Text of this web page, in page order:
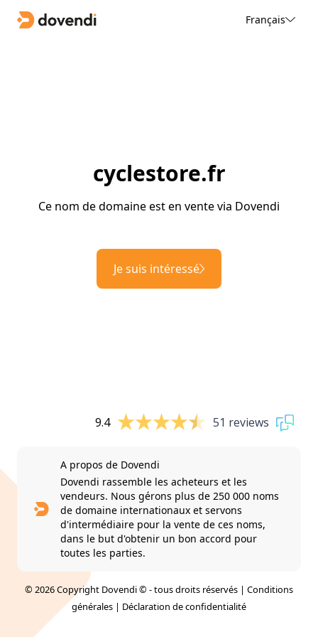
Français
cyclestore.fr
Ce nom de domaine est en vente via Dovendi
Je suis intéressé
9.4 51 reviews
A propos de Dovendi
Dovendi rassemble les acheteurs et les
vendeurs. Nous gérons plus de 250 000 noms
de domaine internationaux et servons
d'intermédiaire pour la vente de ces noms,
dans le but d'obtenir un bon accord pour
toutes les parties.
© 2026 Copyright Dovendi © - tous droits réservés | Conditions
générales | Déclaration de confidentialité